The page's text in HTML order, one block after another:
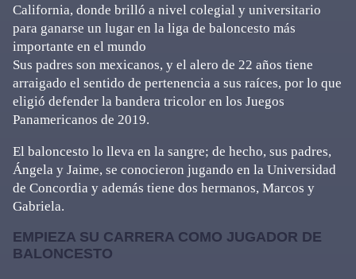
California, donde brilló a nivel colegial y universitario
para ganarse un lugar en la liga de baloncesto más
importante en el mundo
Sus padres son mexicanos, y el alero de 22 años tiene
arraigado el sentido de pertenencia a sus raíces, por lo que
eligió defender la bandera tricolor en los Juegos
Panamericanos de 2019.
El baloncesto lo lleva en la sangre; de hecho, sus padres,
Ángela y Jaime, se conocieron jugando en la Universidad
de Concordia y además tiene dos hermanos, Marcos y
Gabriela.
EMPIEZA SU CARRERA COMO JUGADOR DE
BALONCESTO